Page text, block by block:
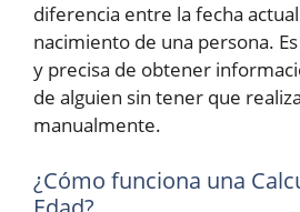
diferencia entre la fecha
nacimiento de una persona.
y precisa de obtener
de alguien sin tener que
manualmente.
¿Cómo funciona una